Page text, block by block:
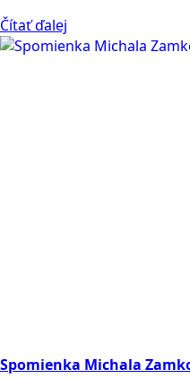
Čítať ďalej
Spomienka Michala